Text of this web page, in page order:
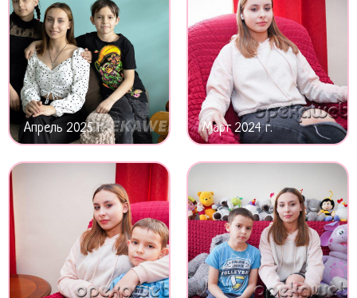
Апрель 2025 г. Март 2024 г.